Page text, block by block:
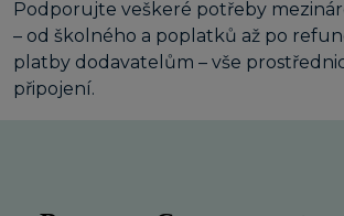
Podporujte veškeré potřeby
– od školného a poplatků až po
platby dodavatelům – vše
připojení.